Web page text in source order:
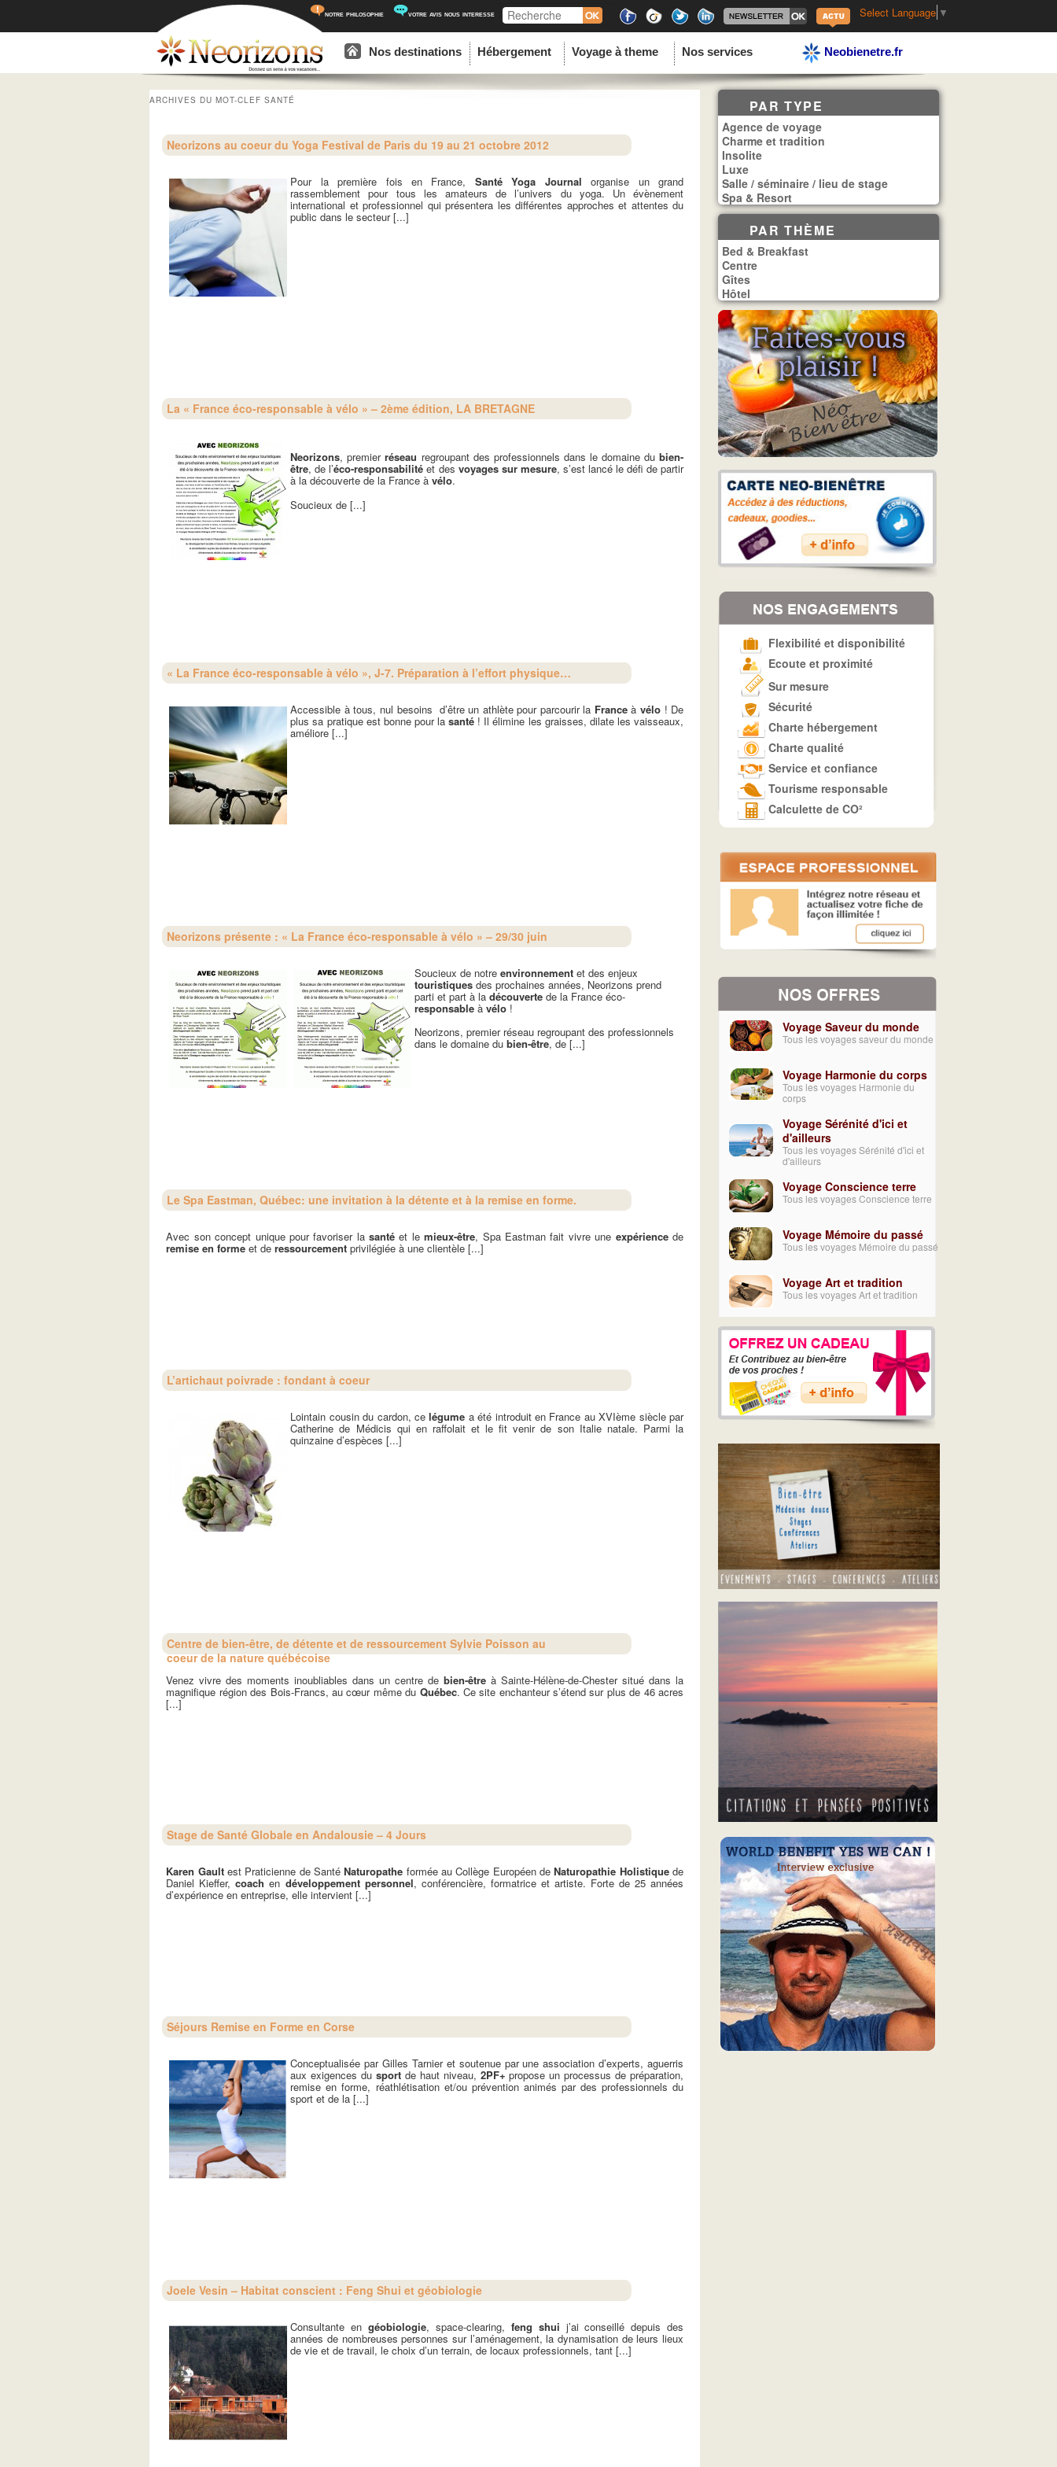
notre philosophie votre avis nous interesse Recherche Select Language ▼
Aller au contenu principal
Aller au contenu secondaire
Nos destinations Hébergement Voyage à theme Nos services Neobienetre.fr
ARCHIVES DU MOT-CLEFSANTÉ
Neorizons au coeur du Yoga Festival de Paris du 19 au 21 octobre 2012
Pour la première fois en France, Santé Yoga Journal organise un grand
rassemblement pour tous les amateurs de l’univers du yoga. Un évènement
international et professionnel qui présentera les différentes approches et attentes du
public dans le secteur [...]
La « France éco-responsable à vélo » – 2ème édition, LA BRETAGNE
Neorizons, premierréseau regroupant des professionnels dans le domaine du bien-
être, de l’éco-responsabilité et des voyages sur mesure, s’est lancé le défi de partir
à la découverte de la France àvélo.
Soucieux de [...]
« La France éco-responsable à vélo », J-7. Préparation à l’effort physique…
Accessible à tous, nul besoins d’être un athlète pour parcourir la Franceà vélo! De
plus sa pratique est bonne pour lasanté ! Il élimine les graisses, dilate les vaisseaux,
améliore [...]
Neorizons présente : « La France éco-responsable à vélo » – 29/30 juin
Soucieux de notreenvironnement et des enjeux
touristiques des prochaines années, Neorizons prend
parti et part à ladécouverte de la France éco-
responsable àvélo !
Neorizons, premier réseau regroupant des professionnels
dans le domaine dubien-être, de [...]
Le Spa Eastman, Québec: une invitation à la détente et à la remise en forme.
Avec son concept unique pour favoriser lasanté et lemieux-être, Spa Eastman fait vivre une expériencede
remise en forme et deressourcement privilégiée à une clientèle [...]
L’artichaut poivrade : fondant à coeur
Lointain cousin du cardon, celégume a été introduit en France au XVIème siècle par
Catherine de Médicis qui en raffolait et le fit venir de son Italie natale. Parmi la
quinzaine d’espèces [...]
Centre de bien-être, de détente et de ressourcement Sylvie Poisson au
coeur de la nature québécoise
Venez vivre des moments inoubliables dans un centre debien-être à Sainte-Hélène-de-Chester situé dans la
magnifique région des Bois-Francs, au cœur même du Québec. Ce site enchanteur s’étend sur plus de 46 acres
[...]
Stage de Santé Globale en Andalousie – 4 Jours
Karen Gaultest Praticienne de SantéNaturopathe formée au Collège Européen deNaturopathie Holistiquede
Daniel Kieffer,coach en développement personnel, conférencière, formatrice et artiste. Forte de 25 années
d’expérience en entreprise, elle intervient [...]
Séjours Remise en Forme en Corse
Conceptualisée par Gilles Tarnier et soutenue par une association d’experts, aguerris
aux exigences du sport de haut niveau, 2PF+propose un processus de préparation,
remise en forme, réathlétisation et/ou prévention animés par des professionnels du
sport et de la [...]
Joele Vesin – Habitat conscient : Feng Shui et géobiologie
Consultante engéobiologie, space-clearing, feng shui j’ai conseillé depuis des
années de nombreuses personnes sur l’aménagement, la dynamisation de leurs lieux
de vie et de travail, le choix d’un terrain, de locaux professionnels, tant [...]
PAR TYPE
Agence de voyage
Charme et tradition
Insolite
Luxe
Salle / séminaire / lieu de stage
Spa & Resort
PAR THÈME
Bed & Breakfast
Centre
Gîtes
Hôtel
Flexibilité et disponibilité
Ecoute et proximité
Sur mesure
Sécurité
Charte hébergement
Charte qualité
Service et confiance
Tourisme responsable
Calculette de CO²
Voyage Saveur du monde
Tous les voyages saveur du monde
Voyage Harmonie du corps
Tous les voyages Harmonie du
corps
Voyage Sérénité d'ici et
d'ailleurs
Tous les voyages Sérénité d'ici et
d'ailleurs
Voyage Conscience terre
Tous les voyages Conscience terre
Voyage Mémoire du passé
Tous les voyages Mémoire du passé
Voyage Art et tradition
Tous les voyages Art et tradition